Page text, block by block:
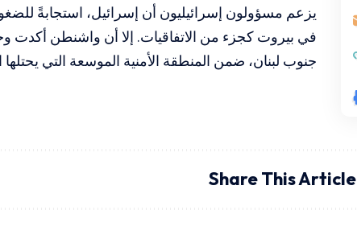
يزعم مسؤولون إسرائيليون أن إسرائيل، استجابةً
في بيروت كجزء من الاتفاقيات. إلا أن واشنطن أكدت
جنوب لبنان، ضمن المنطقة الأمنية الموسعة التي يحتلها
Share This Article